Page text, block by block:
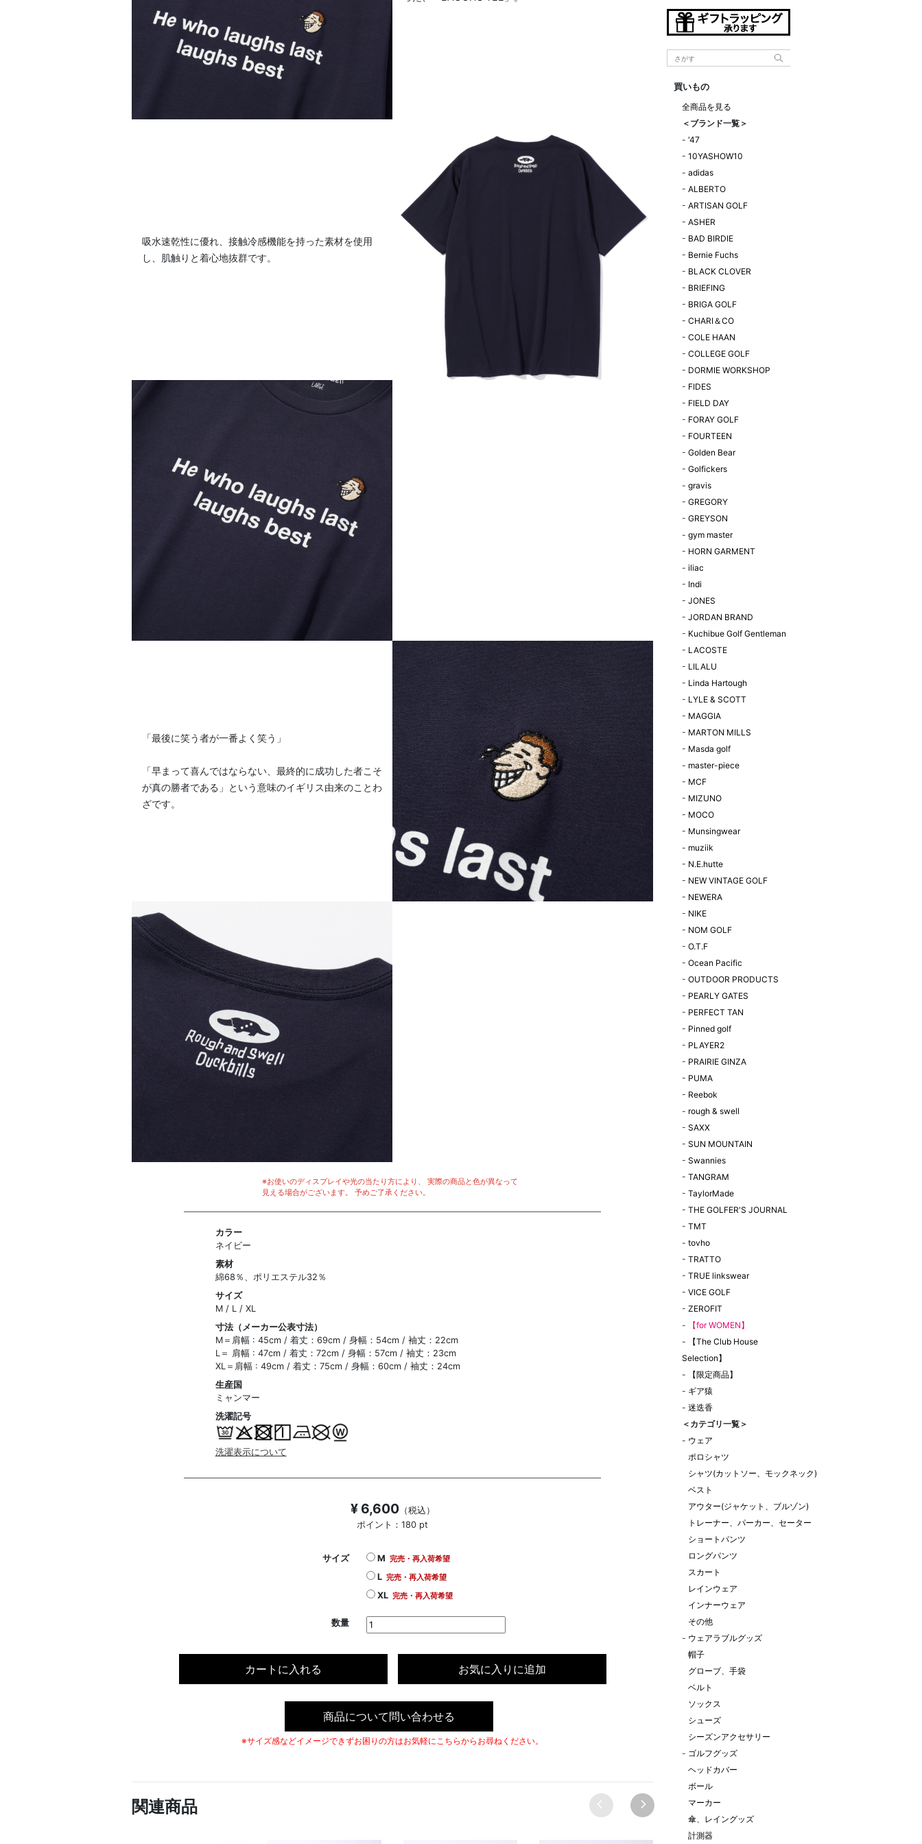
吸水速乾性に優れ、接触冷感機能を持った素材を使用
し、肌触りと着心地抜群です。
「最後に笑う者が一番よく笑う」
「早まって喜んではならない、最終的に成功した者こそ
が真の勝者である」という意味のイギリス由来のことわ
ざです。
※お使いのディスプレイや光の当たり方により、 実際の商品と色が異なって
見える場合がございます。 予めご了承ください。
カラー
ネイビー
素材
綿68％、ポリエステル32％
サイズ
M / L / XL
寸法（メーカー公表寸法）
M＝肩幅 : 45cm / 着丈：69cm / 身幅：54cm / 袖丈：22cm
L＝ 肩幅 : 47cm / 着丈：72cm / 身幅：57cm / 袖丈：23cm
XL＝肩幅 : 49cm / 着丈：75cm / 身幅：60cm / 袖丈：24cm
生産国
ミャンマー
洗濯記号
洗濯表示について
¥ 6,600（税込）
ポイント：180 pt
サイズ M 完売・再入荷希望
L 完売・再入荷希望
XL 完売・再入荷希望
数量
カートに入れる お気に入りに追加
商品について問い合わせる
※サイズ感などイメージできずお困りの方はお気軽にこちらからお尋ねください。
関連商品
買いもの
全商品を見る
＜ブランド一覧＞
- '47
- 10YASHOW10
- adidas
- ALBERTO
- ARTISAN GOLF
- ASHER
- BAD BIRDIE
- Bernie Fuchs
- BLACK CLOVER
- BRIEFING
- BRIGA GOLF
- CHARI＆CO
- COLE HAAN
- COLLEGE GOLF
- DORMIE WORKSHOP
- FIDES
- FIELD DAY
- FORAY GOLF
- FOURTEEN
- Golden Bear
- Golfickers
- gravis
- GREGORY
- GREYSON
- gym master
- HORN GARMENT
- iliac
- Indi
- JONES
- JORDAN BRAND
- Kuchibue Golf Gentleman
- LACOSTE
- LILALU
- Linda Hartough
- LYLE & SCOTT
- MAGGIA
- MARTON MILLS
- Masda golf
- master-piece
- MCF
- MIZUNO
- MOCO
- Munsingwear
- muziik
- N.E.hutte
- NEW VINTAGE GOLF
- NEWERA
- NIKE
- NOM GOLF
- O.T.F
- Ocean Pacific
- OUTDOOR PRODUCTS
- PEARLY GATES
- PERFECT TAN
- Pinned golf
- PLAYER2
- PRAIRIE GINZA
- PUMA
- Reebok
- rough & swell
- SAXX
- SUN MOUNTAIN
- Swannies
- TANGRAM
- TaylorMade
- THE GOLFER'S JOURNAL
- TMT
- tovho
- TRATTO
- TRUE linkswear
- VICE GOLF
- ZEROFIT
-
【for WOMEN】
-
【The Club House
Selection】
-
【限定商品】
- ギア猿
- 迷迭香
＜カテゴリ一覧＞
- ウェア
ポロシャツ
シャツ(カットソー、モックネック)
ベスト
アウター(ジャケット、ブルゾン)
トレーナー、パーカー、セーター
ショートパンツ
ロングパンツ
スカート
レインウェア
インナーウェア
その他
- ウェアラブルグッズ
帽子
グローブ、手袋
ベルト
ソックス
シューズ
シーズンアクセサリー
- ゴルフグッズ
ヘッドカバー
ボール
マーカー
傘、レイングッズ
計測器